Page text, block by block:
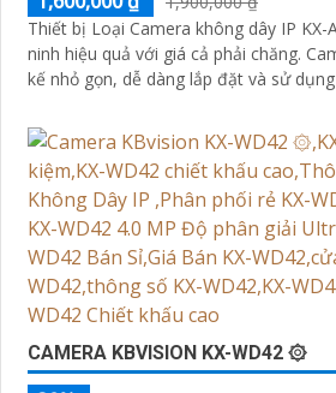
Thiết bị Loại Camera không dây IP KX-
ninh hiệu quả với giá cả phải chăng. Camera này được thiết
kế nhỏ gọn, dễ dàng lắp đặt và sử dụng
CAMERA KBVISION KX-WD42 ۞